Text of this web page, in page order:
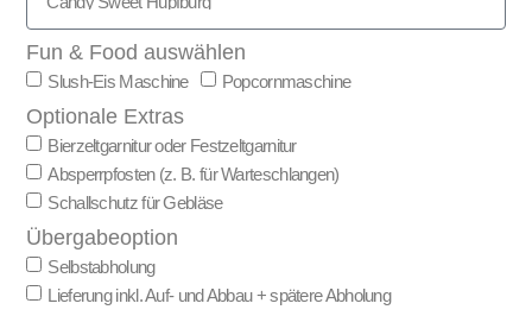
Fun & Food auswählen
Slush-Eis Maschine Popcornmaschine
Optionale Extras
Bierzeltgarnitur oder Festzeltgarnitur
Absperrpfosten (z. B. für Warteschlangen)
Schallschutz für Gebläse
Übergabeoption
Selbstabholung
Lieferung inkl. Auf- und Abbau + spätere Abholung